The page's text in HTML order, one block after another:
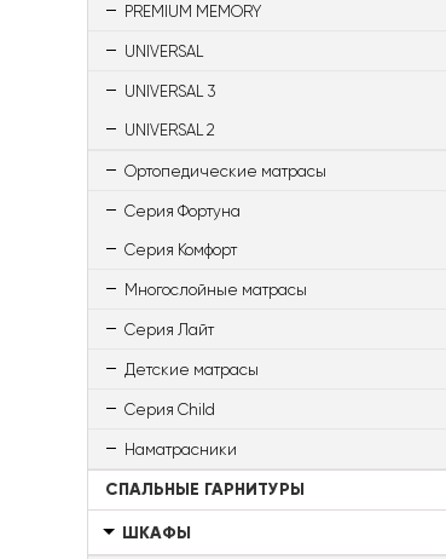
PREMIUM MEMORY
UNIVERSAL
UNIVERSAL 3
UNIVERSAL 2
Ортопедические матрасы
Серия Фортуна
Серия Комфорт
Многослойные матрасы
Серия Лайт
Детские матрасы
Серия Child
Наматрасники
СПАЛЬНЫЕ ГАРНИТУРЫ
ШКАФЫ